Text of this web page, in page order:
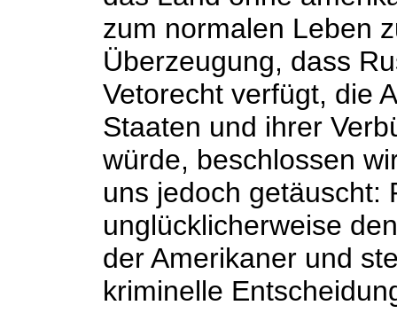
zum normalen Leben
Überzeugung, dass
Vetorecht verfügt, die
Staaten und ihrer
würde, beschlossen
uns jedoch getäuscht:
unglücklicherweise
der Amerikaner und
kriminelle